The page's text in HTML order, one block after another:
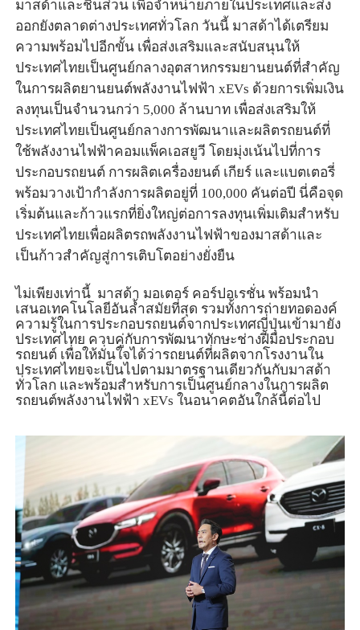
มาสด้าและชิ้นส่วน เพื่อจำหน่ายภายในประเทศและส่ง
ออกยังตลาดต่างประเทศทั่วโลก วันนี้ มาสด้าได้เตรียม
ความพร้อมไปอีกขั้น เพื่อส่งเสริมและสนับสนุนให้
ประเทศไทยเป็นศูนย์กลางอุตสาหกรรมยานยนต์ที่สำคัญ
ในการผลิตยานยนต์พลังงานไฟฟ้า xEVs ด้วยการเพิ่มเงิน
ลงทุนเป็นจำนวนกว่า 5,000 ล้านบาท เพื่อส่งเสริมให้
ประเทศไทยเป็นศูนย์กลางการพัฒนาและผลิตรถยนต์ที่
ใช้พลังงานไฟฟ้าคอมแพ็คเอสยูวี โดยมุ่งเน้นไปที่การ
ประกอบรถยนต์ การผลิตเครื่องยนต์ เกียร์ และแบตเตอรี่
พร้อมวางเป้ากำลังการผลิตอยู่ที่ 100,000 คันต่อปี นี่คือจุด
เริ่มต้นและก้าวแรกที่ยิ่งใหญ่ต่อการลงทุนเพิ่มเติมสำหรับ
ประเทศไทยเพื่อผลิตรถพลังงานไฟฟ้าของมาสด้าและ
เป็นก้าวสำคัญสู่การเติบโตอย่างยั่งยืน
ไม่เพียงเท่านี้ มาสด้า มอเตอร์ คอร์ปอเรชั่น พร้อมนำ
เสนอเทคโนโลยีอันล้ำสมัยที่สุด รวมทั้งการถ่ายทอดองค์
ความรู้ในการประกอบรถยนต์จากประเทศญี่ปุ่นเข้ามายัง
ประเทศไทย ควบคู่กับการพัฒนาทักษะช่างฝีมือประกอบ
รถยนต์ เพื่อให้มั่นใจได้ว่ารถยนต์ที่ผลิตจากโรงงานใน
ประเทศไทยจะเป็นไปตามมาตรฐานเดียวกันกับมาสด้า
ทั่วโลก และพร้อมสำหรับการเป็นศูนย์กลางในการผลิต
รถยนต์พลังงานไฟฟ้า xEVs ในอนาคตอันใกล้นี้ต่อไป